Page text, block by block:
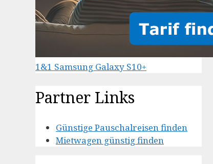
1&1 Samsung Galaxy S10+
Partner Links
Günstige Pauschalreisen finden
Mietwagen günstig finden